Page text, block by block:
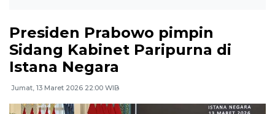
Presiden Prabowo pimpin
Sidang Kabinet Paripurna di
Istana Negara
Jumat, 13 Maret 2026 22:00 WIB